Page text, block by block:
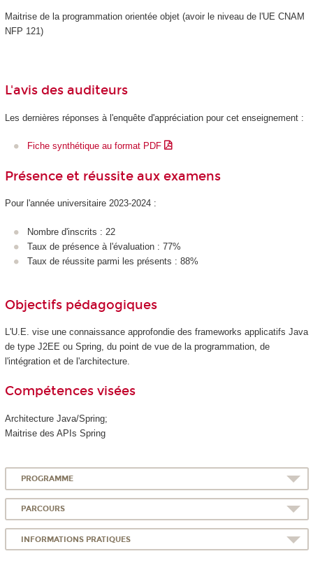
Maitrise de la programmation orientée objet (avoir le niveau de l'UE CNAM
NFP 121)
L'avis des auditeurs
Les dernières réponses à l'enquête d'appréciation pour cet enseignement :
Fiche synthétique au format PDF
Présence et réussite aux examens
Pour l'année universitaire 2023-2024 :
Nombre d'inscrits : 22
Taux de présence à l'évaluation : 77%
Taux de réussite parmi les présents : 88%
Objectifs pédagogiques
L'U.E. vise une connaissance approfondie des frameworks applicatifs Java
de type J2EE ou Spring, du point de vue de la programmation, de
l'intégration et de l'architecture.
Compétences visées
Architecture Java/Spring;
Maitrise des APIs Spring
PROGRAMME
PARCOURS
INFORMATIONS PRATIQUES